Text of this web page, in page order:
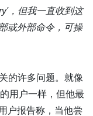
，但我一直收到这
或外部命令，可操
的许多问题。就像
用户一样，但他最
户报告称，当他尝